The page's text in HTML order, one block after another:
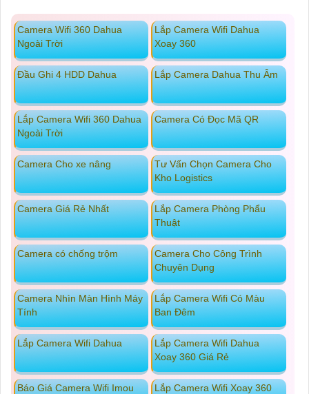
Camera Wifi 360 Dahua
Ngoài Trời
Lắp Camera Wifi Dahua
Xoay 360
Đầu Ghi 4 HDD Dahua Lắp Camera Dahua Thu Âm
Lắp Camera Wifi 360 Dahua
Ngoài Trời
Camera Có Đọc Mã QR
Camera Cho xe nâng
Tư Vấn Chọn Camera Cho
Kho Logistics
Camera Giá Rẻ Nhất
Lắp Camera Phòng Phẩu
Thuật
Camera có chống trộm
Camera Cho Công Trình
Chuyên Dụng
Camera Nhìn Màn Hình Máy
Tính
Lắp Camera Wifi Có Màu
Ban Đêm
Lắp Camera Wifi Dahua
Lắp Camera Wifi Dahua
Xoay 360 Giá Rẻ
Báo Giá Camera Wifi Imou
Lắp Camera Wifi Xoay 360